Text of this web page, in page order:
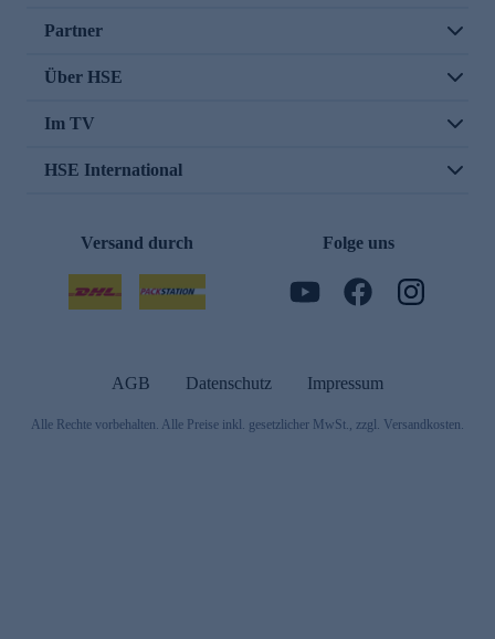
Partner
Über HSE
Im TV
HSE International
Versand durch Folge uns
AGB Datenschutz Impressum
Alle Rechte vorbehalten. Alle Preise inkl. gesetzlicher MwSt., zzgl. Versandkosten.